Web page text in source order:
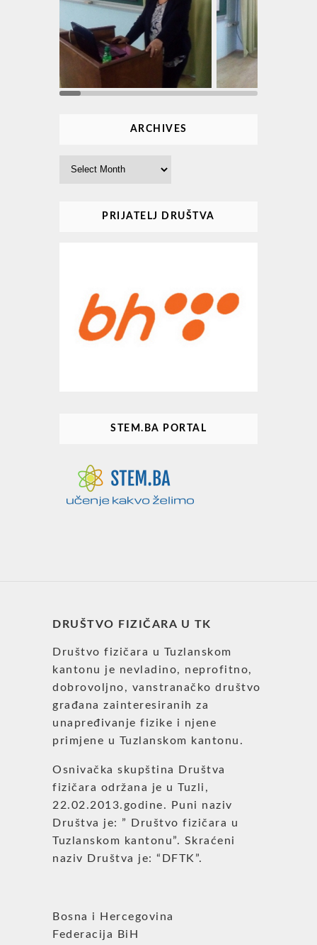
ARCHIVES
PRIJATELJ DRUŠTVA
STEM.BA PORTAL
DRUŠTVO FIZIČARA U TK
Društvo fizičara u Tuzlanskom
kantonu je nevladino, neprofitno,
dobrovoljno, vanstranačko društvo
građana zainteresiranih za
unapređivanje fizike i njene
primjene u Tuzlanskom kantonu.
Osnivačka skupština Društva
fizičara održana je u Tuzli,
22.02.2013.godine. Puni naziv
Društva je: ” Društvo fizičara u
Tuzlanskom kantonu”. Skraćeni
naziv Društva je: “DFTK”.
Bosna i Hercegovina
Federacija BiH